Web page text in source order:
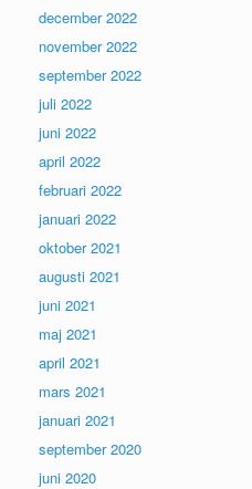
december 2022
november 2022
september 2022
juli 2022
juni 2022
april 2022
februari 2022
januari 2022
oktober 2021
augusti 2021
juni 2021
maj 2021
april 2021
mars 2021
januari 2021
september 2020
juni 2020